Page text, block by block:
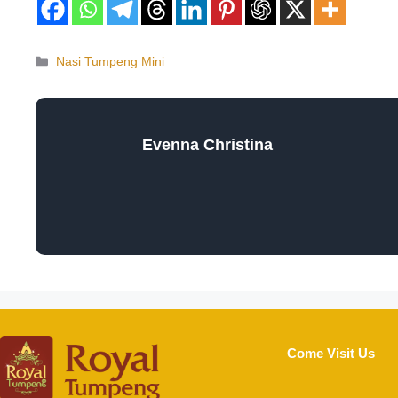
Nasi Tumpeng Mini
Evenna Christina
Come Visit Us